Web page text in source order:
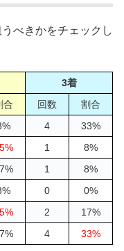
べきかをチェックし
3着
合 回数
割合
4
33%
1
8%
1
8%
0
0%
2
17%
4 33%